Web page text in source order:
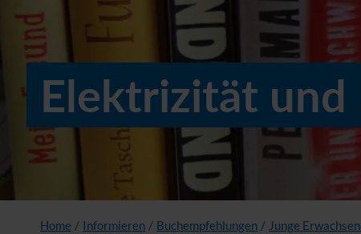
Elektrizität und
Home / Informieren / Buchempfehlungen / Junge